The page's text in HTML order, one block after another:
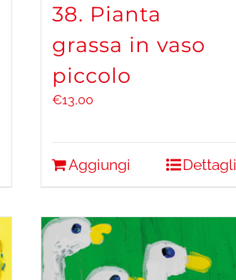
38. Pianta
grassa in vaso
piccolo
€13,00
Aggiungi Dettagli